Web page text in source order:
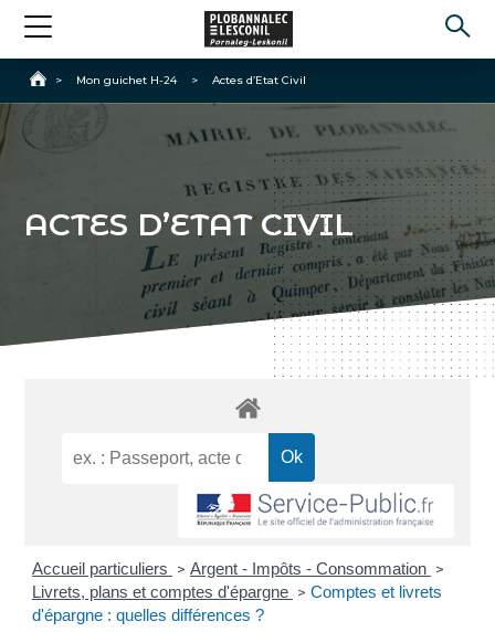
Accueil
> Mon guichet H-24 > Actes d’Etat Civil
ACTES D’ETAT CIVIL
Accueil particuliers > Argent - Impôts - Consommation >
Livrets, plans et comptes d'épargne > Comptes et livrets
d'épargne : quelles différences ?